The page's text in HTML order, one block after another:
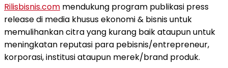
Rilisbisnis.com mendukung program publikasi press
release di media khusus ekonomi & bisnis untuk
memulihankan citra yang kurang baik ataupun untuk
meningkatan reputasi para pebisnis/entrepreneur,
korporasi, institusi ataupun merek/brand produk.